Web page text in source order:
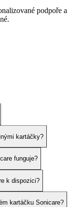
podpoře a
kartáčky?
funguje?
k dispozici?
kartáčku Sonicare?